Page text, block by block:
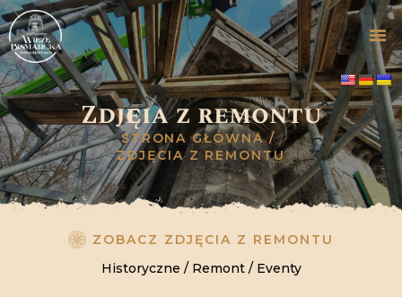
Zdjęcia z remontu
STRONA GŁÓWNA
ZDJĘCIA Z REMONTU
STRONA GŁÓWNA
ZWIEDZANIE
OFERTA
GALERIA
WYDARZENIA
BLOG
ZOBACZ ZDJĘCIA Z REMONTU
Historyczne / Remont/ Eventy